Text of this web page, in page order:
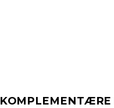
KOMPLEMENTÆRE